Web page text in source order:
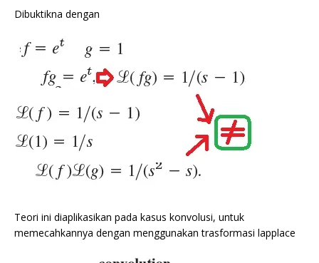
Dibuktikna dengan
Teori ini diaplikasikan pada kasus konvolusi, untuk
memecahkannya dengan menggunakan trasformasi lapplace